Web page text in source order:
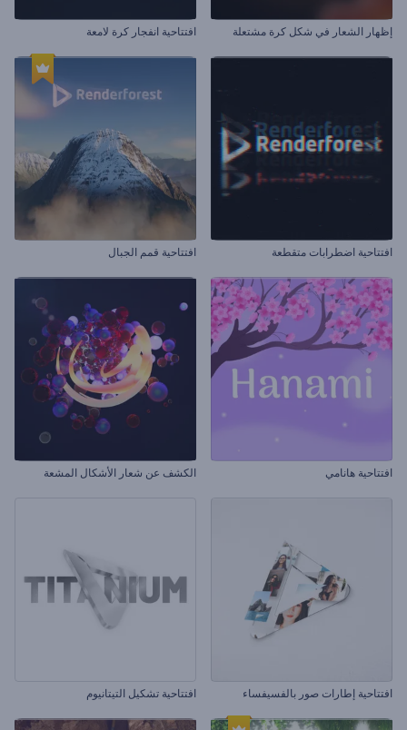
إظهار الشعار في شكل كرة مشتعلة افتتاحية انفجار كرة لامعة
افتتاحية اضطرابات متقطعة افتتاحية قمم الجبال
افتتاحية هانامي الكشف عن شعار الأشكال المشعة
افتتاحية إطارات صور بالفسيفساء افتتاحية تشكيل التيتانيوم